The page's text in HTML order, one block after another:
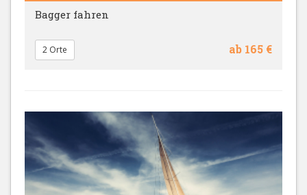
Bagger fahren
ab 165 €
2 Orte